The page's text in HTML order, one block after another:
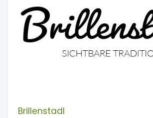
Brillenstadl